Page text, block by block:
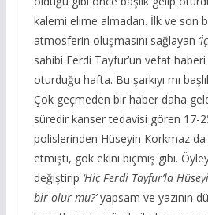
kalemi elime almadan. İlk ve son
atmosferin oluşmasını sağlayan
sahibi Ferdi Tayfur’un vefat
oturduğu hafta. Bu şarkıyı mı
Çok geçmeden bir haber daha
süredir kanser tedavisi gören 17-
polislerinden Hüseyin Korkmaz
etmişti, gök ekini biçmiş gibi.
değiştirip ‘Hiç Ferdi Tayfur’la
bir olur mu?’yapsam ve yazının